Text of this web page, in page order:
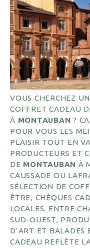
VOUS CHERCHEZ
COFFRET CADEAU
À MONTAUBAN ?
POUR VOUS LES
PLAISIR TOUT EN
PRODUCTEURS ET
DE MONTAUBAN À
CAUSSADE OU
SÉLECTION DE
ÊTRE, CHÈQUES
LOCALES. ENTRE
SUD-OUEST,
D’ART ET BALADES
CADEAU REFLÈTE